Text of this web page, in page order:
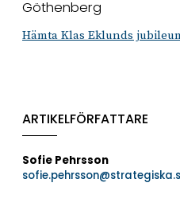
Göthenberg
Hämta Klas Eklunds
ARTIKELFÖRFATTARE
Sofie Pehrsson